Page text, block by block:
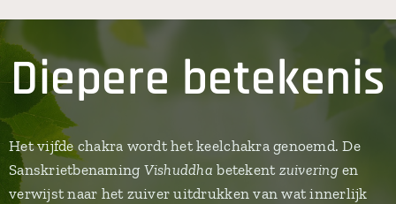
Diepere betekenis
Het vijfde chakra wordt het keelchakra genoemd. De
Sanskrietbenaming Vishuddha betekent zuiveringen
verwijst naar het zuiver uitdrukken van wat innerlijk